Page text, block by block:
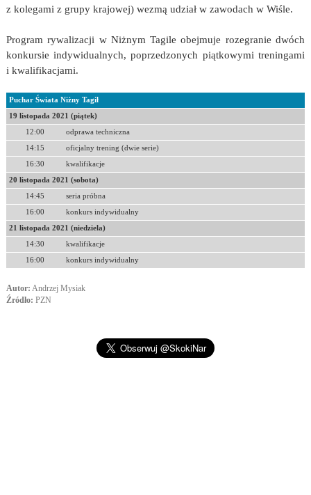
z kolegami z grupy krajowej) wezmą udział w zawodach w Wiśle.
Program rywalizacji w Niżnym Tagile obejmuje rozegranie dwóch
konkursie indywidualnych, poprzedzonych piątkowymi treningami
i kwalifikacjami.
Puchar Świata Niżny Tagił
19 listopada 2021 (piątek)
12:00 odprawa techniczna
14:15 oficjalny trening (dwie serie)
16:30 kwalifikacje
20 listopada 2021 (sobota)
14:45 seria próbna
16:00 konkurs indywidualny
21 listopada 2021 (niedziela)
14:30 kwalifikacje
16:00 konkurs indywidualny
Autor: Andrzej Mysiak
Źródło: PZN